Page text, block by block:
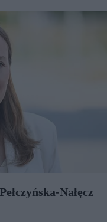
Nałęcz